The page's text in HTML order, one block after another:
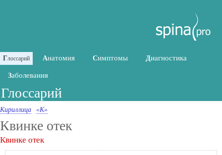
Глоссарий Анатомия Симптомы Диагностика
Заболевания
Глоссарий
Кириллица «К»
Квинке отек
Квинке отек